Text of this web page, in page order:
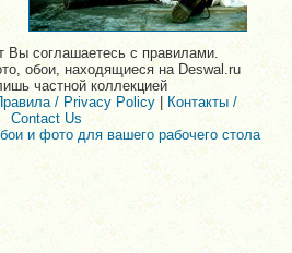
Вы соглашаетесь с правилами.
обои, находящиеся на Deswal.ru
частной коллекцией
/ Privacy Policy| Контакты /
Contact Us
и фото для вашего рабочего стола